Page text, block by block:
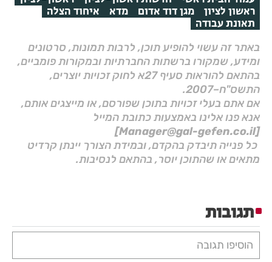
ראשון לציון מגן דוד אדום מדא איחוד הצלה
תאונת עבודה
באתר זה עשוי להופיע תוכן, לרבות תמונות, סרטונים
ומידע, שמקורו ברשתות החברתיות ובמקורות פומביים,
בהתאם להוראות סעיף 27א לחוק זכויות יוצרים,
התשס"ח–2007.
אם אתם בעלי זכויות בתוכן שפורסם, או מייצגים אותם,
אנא פנו אלינו באמצעות כתובת המייל
[Manager@gal-gefen.co.il]
כל פנייה תיבדק בהקדם, ובמידת הצורך יינתן קרדיט
מתאים או שהתוכן יוסר, בהתאם לנסיבות.
תגובות
הוסיפו תגובה